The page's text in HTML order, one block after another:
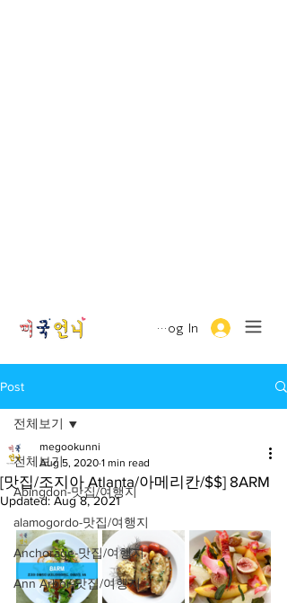
Log In
Post
전체보기
Abingdon-맛집/여행지
alamogordo-맛집/여행지
Anchorage-맛집/여행지
Ann Arbor-맛집/여행지
전체보기
[맛집/조지아 Atlanta/아메리칸/$$] 8ARM
megookunni
Aug 5, 2020 1 min read
Updated:Aug 8, 2021